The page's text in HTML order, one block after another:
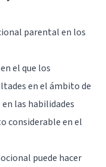
parental en los
el que los
en el ámbito de
las habilidades
considerable en el
puede hacer